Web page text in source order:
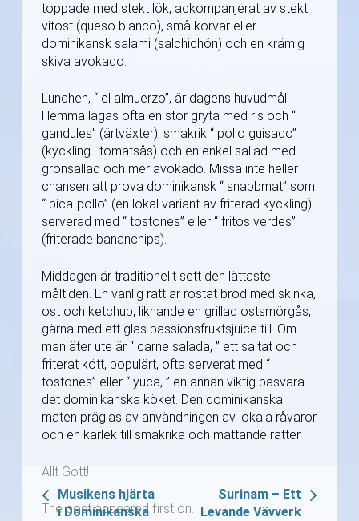
toppade med stekt lök, ackompanjerat av stekt
vitost (queso blanco), små korvar eller
dominikansk salami (salchichón) och en krämig
skiva avokado.
Lunchen, “ el almuerzo”, är dagens huvudmål.
Hemma lagas ofta en stor gryta med ris och “
gandules” (ärtväxter), smakrik “ pollo guisado”
(kyckling i tomatsås) och en enkel sallad med
grönsallad och mer avokado. Missa inte heller
chansen att prova dominikansk “ snabbmat” som
“ pica-pollo” (en lokal variant av friterad kyckling)
serverad med “ tostones” eller “ fritos verdes”
(friterade bananchips).
Middagen är traditionellt sett den lättaste
måltiden. En vanlig rätt är rostat bröd med skinka,
ost och ketchup, liknande en grillad ostsmörgås,
gärna med ett glas passionsfruktsjuice till. Om
man äter ute är “ carne salada, ” ett saltat och
friterat kött, populärt, ofta serverat med “
tostones” eller “ yuca, ” en annan viktig basvara i
det dominikanska köket. Den dominikanska
maten präglas av användningen av lokala råvaror
och en kärlek till smakrika och mättande rätter.
Allt Gott!
The post appeared first on.
Musikens hjärta
i Dominikanska
Surinam – Ett
Levande Vävverk